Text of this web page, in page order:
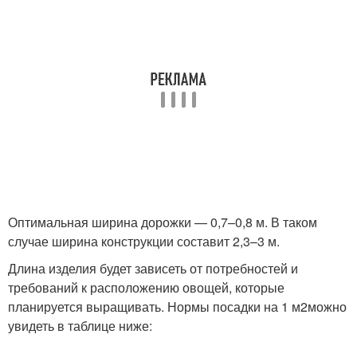
Оптимальная ширина дорожки — 0,7–0,8 м. В таком
случае ширина конструкции составит 2,3–3 м.
Длина изделия будет зависеть от потребностей и
требований к расположению овощей, которые
планируется выращивать. Нормы посадки на 1 м2можно
увидеть в таблице ниже: